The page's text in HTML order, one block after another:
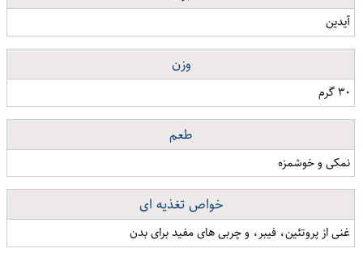
آیدین
وزن
۳۰ گرم
طعم
نمکی و خوشمزه
خواص تغذیه ای
غنی از پروتئین، فیبر، و چربی های مفید برای بدن